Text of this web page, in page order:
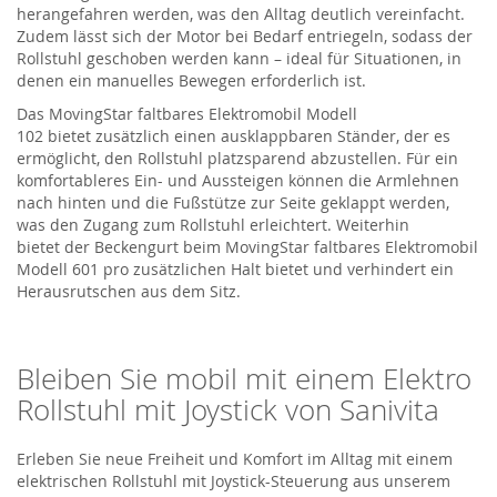
herangefahren werden, was den Alltag deutlich vereinfacht.
Zudem lässt sich der Motor bei Bedarf entriegeln, sodass der
Rollstuhl geschoben werden kann – ideal für Situationen, in
denen ein manuelles Bewegen erforderlich ist.
Das MovingStar faltbares Elektromobil Modell
102 bietet zusätzlich einen ausklappbaren Ständer, der es
ermöglicht, den Rollstuhl platzsparend abzustellen. Für ein
komfortableres Ein- und Aussteigen können die Armlehnen
nach hinten und die Fußstütze zur Seite geklappt werden,
was den Zugang zum Rollstuhl erleichtert. Weiterhin
bietet der Beckengurt beim MovingStar faltbares Elektromobil
Modell 601 pro zusätzlichen Halt bietet und verhindert ein
Herausrutschen aus dem Sitz.
Bleiben Sie mobil mit einem Elektro
Rollstuhl mit Joystick von Sanivita
Erleben Sie neue Freiheit und Komfort im Alltag mit einem
elektrischen Rollstuhl mit Joystick-Steuerung aus unserem